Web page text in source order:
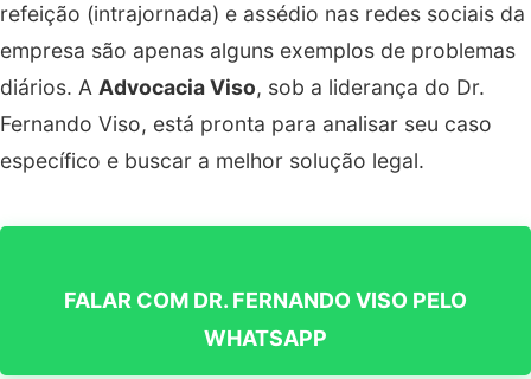
refeição (intrajornada) e assédio nas redes sociais da
empresa são apenas alguns exemplos de problemas
diários. A Advocacia Viso, sob a liderança do Dr.
Fernando Viso, está pronta para analisar seu caso
específico e buscar a melhor solução legal.
FALAR COM DR. FERNANDO VISO PELO
WHATSAPP